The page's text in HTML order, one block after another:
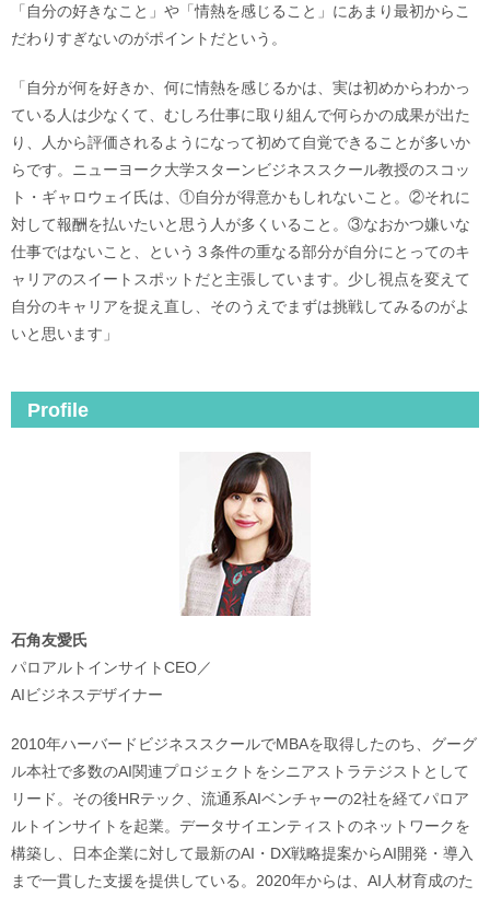
「自分の好きなこと」や「情熱を感じること」にあまり最初からこ
だわりすぎないのがポイントだという。
「自分が何を好きか、何に情熱を感じるかは、実は初めからわかっ
ている人は少なくて、むしろ仕事に取り組んで何らかの成果が出た
り、人から評価されるようになって初めて自覚できることが多いか
らです。ニューヨーク大学スターンビジネススクール教授のスコッ
ト・ギャロウェイ氏は、①自分が得意かもしれないこと。②それに
対して報酬を払いたいと思う人が多くいること。③なおかつ嫌いな
仕事ではないこと、という３条件の重なる部分が自分にとってのキ
ャリアのスイートスポットだと主張しています。少し視点を変えて
自分のキャリアを捉え直し、そのうえでまずは挑戦してみるのがよ
いと思います」
Profile
石角友愛氏
パロアルトインサイトCEO／
AIビジネスデザイナー
2010年ハーバードビジネススクールでMBAを取得したのち、グーグ
ル本社で多数のAI関連プロジェクトをシニアストラテジストとして
リード。その後HRテック、流通系AIベンチャーの2社を経てパロア
ルトインサイトを起業。データサイエンティストのネットワークを
構築し、日本企業に対して最新のAI・DX戦略提案からAI開発・導入
まで一貫した支援を提供している。2020年からは、AI人材育成のた